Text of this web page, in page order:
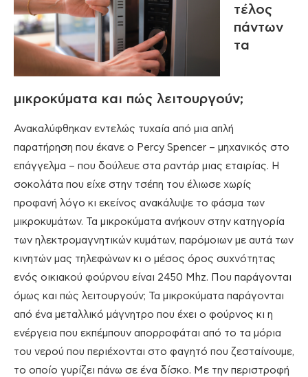
τέλος
πάντων
τα
μικροκύματα και πώς λειτουργούν;
Ανακαλύφθηκαν εντελώς τυχαία από μια απλή
παρατήρηση που έκανε ο Percy Spencer – μηχανικός στο
επάγγελμα – που δούλευε στα ραντάρ μιας εταιρίας. Η
σοκολάτα που είχε στην τσέπη του έλιωσε χωρίς
προφανή λόγο κι εκείνος ανακάλυψε το φάσμα των
μικροκυμάτων. Τα μικροκύματα ανήκουν στην κατηγορία
των ηλεκτρομαγνητικών κυμάτων, παρόμοιων με αυτά των
κινητών μας τηλεφώνων κι ο μέσος όρος συχνότητας
ενός οικιακού φούρνου είναι 2450 Μhz. Που παράγονται
όμως και πώς λειτουργούν; Τα μικροκύματα παράγονται
από ένα μεταλλικό μάγνητρο που έχει ο φούρνος κι η
ενέργεια που εκπέμπουν απορροφάται από το τα μόρια
του νερού που περιέχονται στο φαγητό που ζεσταίνουμε,
το οποίο γυρίζει πάνω σε ένα δίσκο. Με την περιστροφή